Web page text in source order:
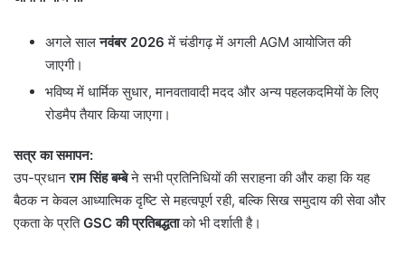
अगले सालनवंबर 2026 में चंडीगढ़ में अगली AGM आयोजित की
जाएगी।
भविष्य में धार्मिक सुधार, मानवतावादी मदद और अन्य पहलकदमियों के लिए
रोडमैप तैयार किया जाएगा।
सत्र का समापन:
उप-प्रधानराम सिंह बम्बेने सभी प्रतिनिधियों की सराहना की और कहा कि यह
बैठक न केवल आध्यात्मिक दृष्टि से महत्वपूर्ण रही, बल्कि सिख समुदाय की सेवा और
एकता के प्रतिGSCकी प्रतिबद्धताको भी दर्शाती है।